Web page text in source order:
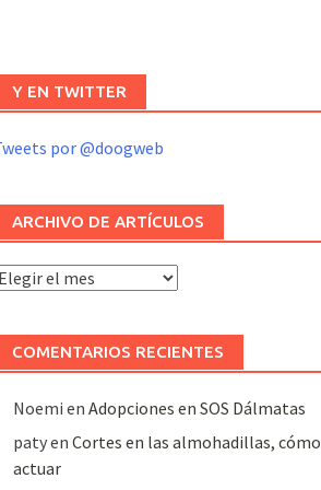
Y EN TWITTER
por @doogweb
ARCHIVO DE ARTÍCULOS
Archivo
COMENTARIOS RECIENTES
Noemi en Adopciones en SOS Dálmatas
patyen Cortes en las almohadillas, cómo
actuar